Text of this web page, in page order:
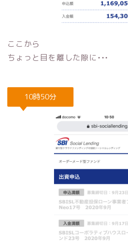
ここから
ちょっと目を離した隙に•••
10時50分